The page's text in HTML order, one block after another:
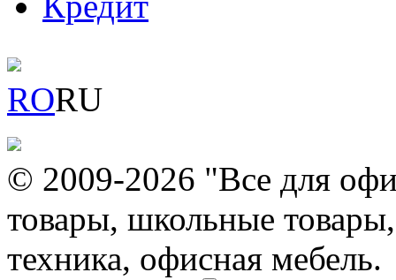
RORU
© 2009-2026 "Все для
товары, школьные
техника, офисная мебель.